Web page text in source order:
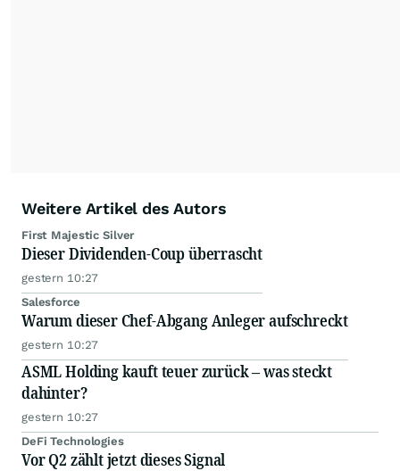
Weitere Artikel des Autors
First Majestic Silver
Dieser Dividenden-Coup überrascht
gestern 10:27
Salesforce
Warum dieser Chef-Abgang Anleger aufschreckt
gestern 10:27
ASML Holding kauft teuer zurück – was steckt
dahinter?
gestern 10:27
DeFi Technologies
Vor Q2 zählt jetzt dieses Signal